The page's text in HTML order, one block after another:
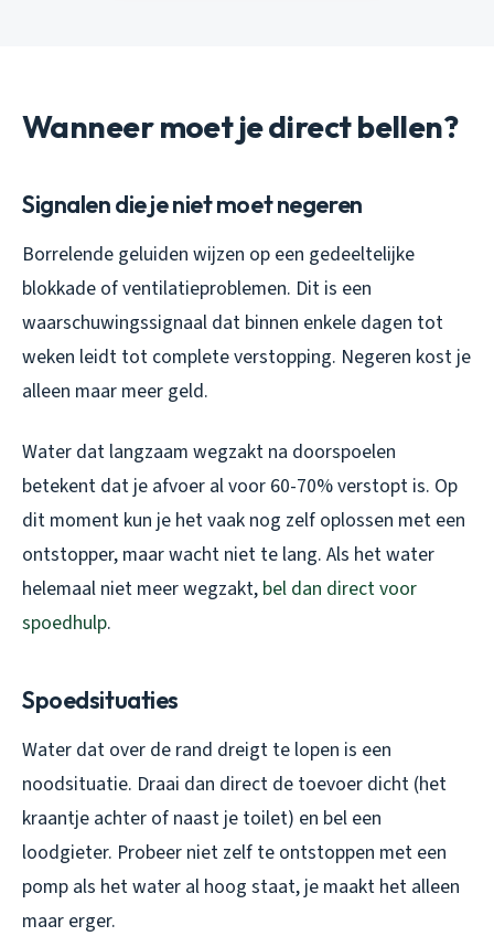
Wanneer moet je direct bellen?
Signalen die je niet moet negeren
Borrelende geluiden wijzen op een gedeeltelijke
blokkade of ventilatieproblemen. Dit is een
waarschuwingssignaal dat binnen enkele dagen tot
weken leidt tot complete verstopping. Negeren kost je
alleen maar meer geld.
Water dat langzaam wegzakt na doorspoelen
betekent dat je afvoer al voor 60-70% verstopt is. Op
dit moment kun je het vaak nog zelf oplossen met een
ontstopper, maar wacht niet te lang. Als het water
helemaal niet meer wegzakt, bel dan direct voor
spoedhulp.
Spoedsituaties
Water dat over de rand dreigt te lopen is een
noodsituatie. Draai dan direct de toevoer dicht (het
kraantje achter of naast je toilet) en bel een
loodgieter. Probeer niet zelf te ontstoppen met een
pomp als het water al hoog staat, je maakt het alleen
maar erger.